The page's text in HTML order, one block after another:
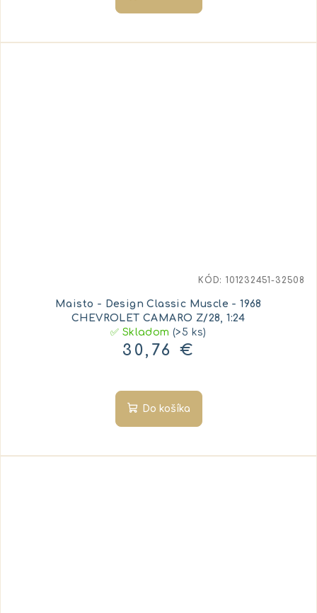
Maisto - Design Classic Muscle - 1968
CHEVROLET CAMARO Z/28, 1:24
✅ Skladom(>5 ks)
30,76 €
Do košíka
KÓD: 101232451-32508